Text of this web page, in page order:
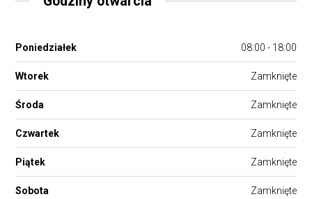
Poniedziałek 08:00 - 18:00
Wtorek Zamknięte
Środa Zamknięte
Czwartek Zamknięte
Piątek Zamknięte
Sobota Zamknięte